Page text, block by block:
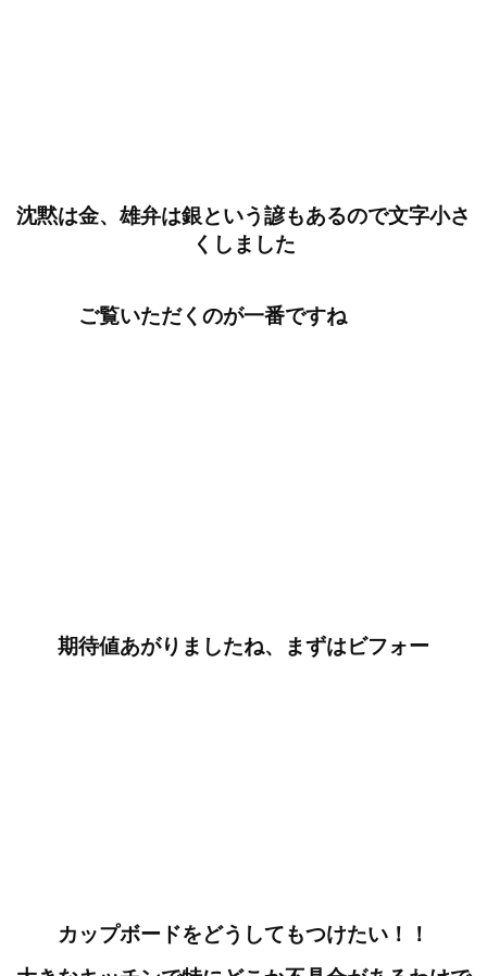
沈黙は金、雄弁は銀という諺もあるので文字小さ
くしました
ご覧いただくのが一番ですね
期待値あがりましたね、まずはビフォー
カップボードをどうしてもつけたい！！